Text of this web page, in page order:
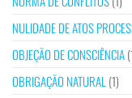
NULIDADE DE ATOS
OBJEÇÃO DE CONSCIÊNCIA
OBRIGAÇÃO NATURAL (1)